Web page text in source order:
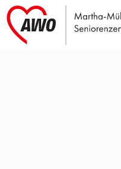
Martha-